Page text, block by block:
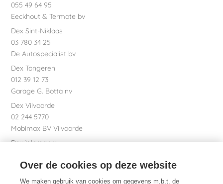
055 49 64 95
Eeckhout & Termote bv
Dex Sint-Niklaas
03 780 34 25
De Autospecialist bv
Dex Tongeren
012 39 12 73
Garage G. Botta nv
Dex Vilvoorde
02 244 5770
Mobimax BV Vilvoorde
Dex Waregem
Garage Dhont bv
Dex nv Maatschappelijke zetel
Over de cookies op deze website
We maken gebruik van cookies om gegevens m.b.t. de